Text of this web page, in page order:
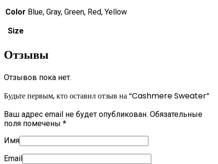
Color Blue, Gray, Green, Red, Yellow
Size
Отзывы
Отзывов пока нет.
Будьте первым, кто оставил отзыв на “Cashmere Sweater”
Ваш адрес email не будет опубликован. Обязательные
поля помечены *
Имя
Email